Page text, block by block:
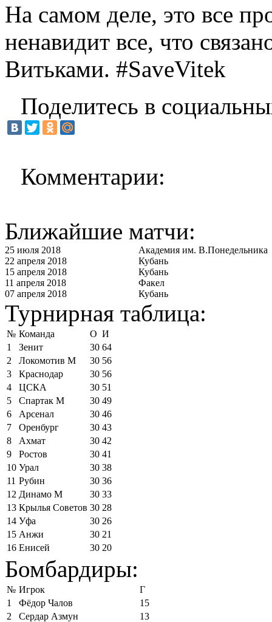
На самом деле, это все
ненавидит все, что
Витьками. #SaveVitek
Поделитесь в
Комментарии:
Ближайшие матчи:
25 июля 2018
Академия им. В.Понедельника
22 апреля 2018
Кубань
15 апреля 2018
Кубань
11 апреля 2018
Факел
07 апреля 2018
Кубань
Турнирная таблица:
№ Команда О И
1
Зенит 30 64
2
Локомотив М 30 56
3
Краснодар 30 56
4
ЦСКА 30 51
5
Спартак М 30 49
6
Арсенал 30 46
7
Оренбург 30 43
8
Ахмат 30 42
9
Ростов 30 41
10 Урал 30 38
11 Рубин 30 36
12 Динамо М 30 33
13 Крылья Советов 30 28
14 Уфа 30 26
15 Анжи 30 21
16 Енисей 30 20
Бомбардиры:
№ Игрок
Г
1
Фёдор Чалов
15
2
Сердар Азмун 13